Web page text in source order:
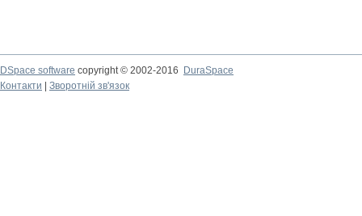
DSpace software copyright © 2002-2016
DuraSpace
Контакти
Зворотній зв'язок